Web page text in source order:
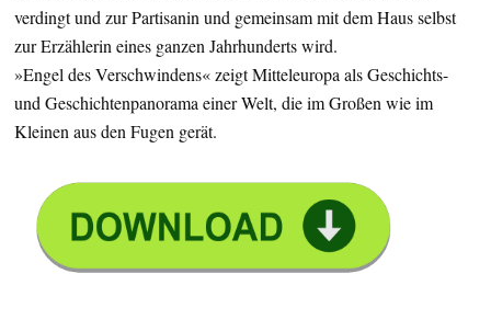
verdingt und zur Partisanin und gemeinsam mit dem Haus selbst
zur Erzählerin eines ganzen Jahrhunderts wird.
»Engel des Verschwindens« zeigt Mitteleuropa als Geschichts-
und Geschichtenpanorama einer Welt, die im Großen wie im
Kleinen aus den Fugen gerät.